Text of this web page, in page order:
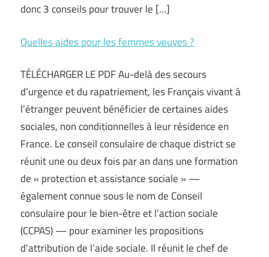
donc 3 conseils pour trouver le […]
Quelles aides pour les femmes veuves ?
TÉLÉCHARGER LE PDF Au-delà des secours
d’urgence et du rapatriement, les Français vivant à
l’étranger peuvent bénéficier de certaines aides
sociales, non conditionnelles à leur résidence en
France. Le conseil consulaire de chaque district se
réunit une ou deux fois par an dans une formation
de « protection et assistance sociale » —
également connue sous le nom de Conseil
consulaire pour le bien-être et l’action sociale
(CCPAS) — pour examiner les propositions
d’attribution de l’aide sociale. Il réunit le chef de